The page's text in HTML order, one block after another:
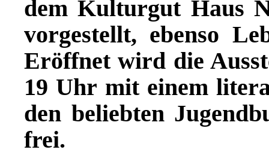
dem Kulturgut Haus
vorgestellt, ebenso
Eröffnet wird die
19 Uhr mit einem
den beliebten
frei.